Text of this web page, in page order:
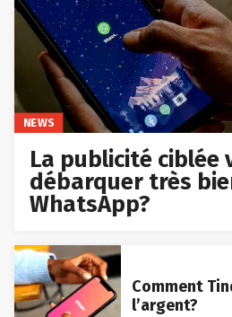
NEWS
La publicité ciblée
débarquer très
WhatsApp?
Comment
l’argent?